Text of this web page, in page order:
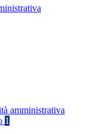
amministrativa
1